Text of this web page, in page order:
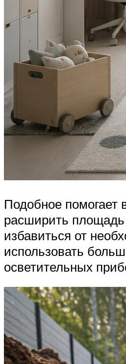
Подобное помогает
расширить
избавиться от
использовать
осветительных